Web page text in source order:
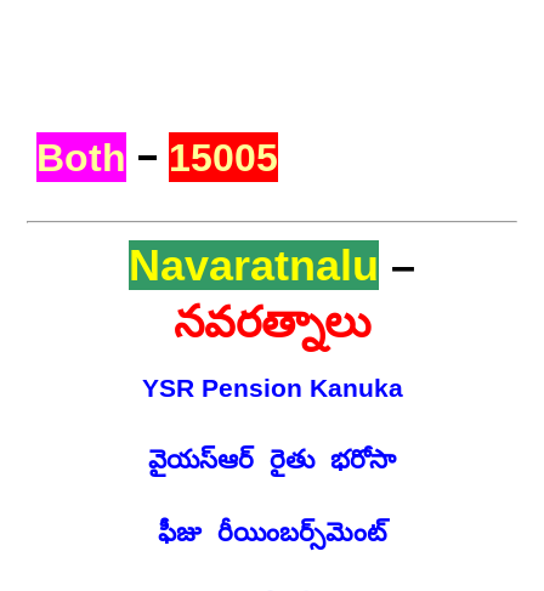
Both – 15005
Navaratnalu –
నవరత్నాలు
YSR Pension Kanuka
వైయస్ఆర్ రైతు భరోసా
ఫీజు రీయింబర్స్‌మెంట్